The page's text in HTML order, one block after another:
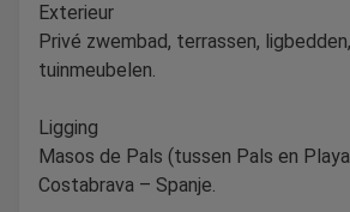
Exterieur
Privé zwembad, terrassen,
tuinmeubelen.
Ligging
Masos de Pals (tussen Pals en
Costabrava – Spanje.